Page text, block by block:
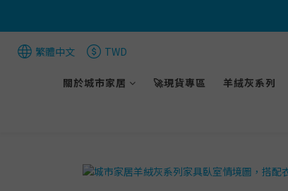
繁體中文 TWD
關於城市家居 🚀現貨專區 羊絨灰系列